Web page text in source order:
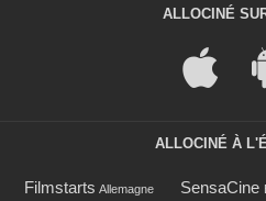
ALLOCINÉ
ALLOCINÉ À
Filmstarts Allemagne SensaCine